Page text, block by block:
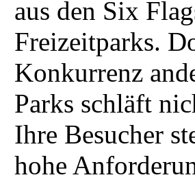
aus den Six
Freizeitparks.
Konkurrenz
Parks schläft
Ihre Besucher
hohe